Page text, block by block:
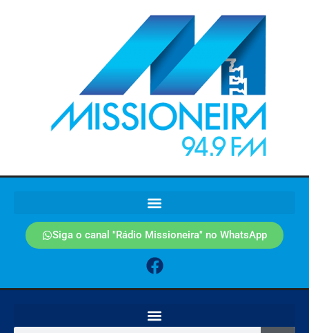
Siga o canal "Rádio Missioneira" no WhatsApp